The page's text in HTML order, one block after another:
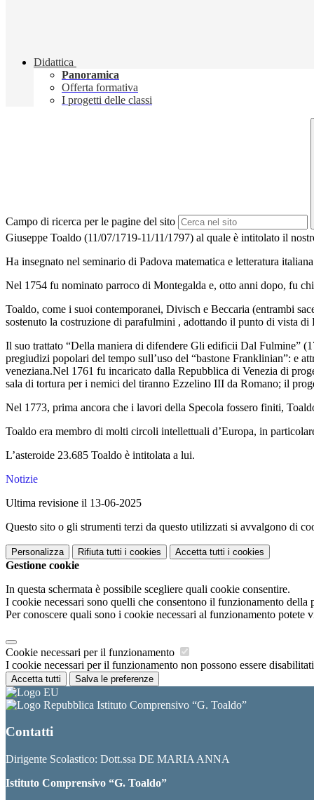
Didattica
Panoramica
Offerta formativa
I progetti delle classi
Campo di ricerca per le pagine del sito
Giuseppe Toaldo (11/07/1719-11/11/1797) al quale è intitolato il
Ha insegnato nel seminario di Padova matematica e letteratura
Nel 1754 fu nominato parroco di Montegalda e, otto anni dopo, fu
Toaldo, come i suoi contemporanei, Divisch e Beccaria (entrambi
sostenuto la costruzione di parafulmini , adottando il punto di vista
Il suo trattato “Della maniera di difendere Gli edificii Dal Fulmine”
pregiudizi popolari del tempo sull’uso del “bastone Franklinian”: e
veneziana.Nel 1761 fu incaricato dalla Repubblica di Venezia di
sala di tortura per i nemici del tiranno Ezzelino III da Romano; il
Nel 1773, prima ancora che i lavori della Specola fossero finiti,
Toaldo era membro di molti circoli intellettuali d’Europa, in
L’asteroide 23.685 Toaldo è intitolata a lui.
Notizie
Ultima revisione il 13-06-2025
Questo sito o gli strumenti terzi da questo utilizzati si avvalgono di
Personalizza Rifiuta tutti i cookies Accetta tutti i cookies
Gestione cookie
In questa schermata è possibile scegliere quali cookie consentire.
I cookie necessari sono quelli che consentono il funzionamento
Per conoscere quali sono i cookie necessari al funzionamento potete
Cookie necessari per il funzionamento
I cookie necessari per il funzionamento non possono essere
Accetta tutti Salva le preferenze
Istituto Comprensivo “G. Toaldo”
Contatti
Dirigente Scolastico: Dott.ssa DE MARIA ANNA
Istituto Comprensivo “G. Toaldo”